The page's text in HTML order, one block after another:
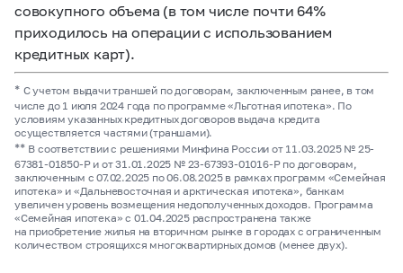
совокупного объема (в том числе почти 64%
приходилось на операции с использованием
кредитных карт).
* С учетом выдачи траншей по договорам, заключенным ранее, в том
числе до 1 июля 2024 года по программе «Льготная ипотека». По
условиям указанных кредитных договоров выдача кредита
осуществляется частями (траншами).
** В соответствии с решениями Минфина России от 11.03.2025 № 25-
67381-01850-Р и от 31.01.2025 № 23-67393-01016-Р по договорам,
заключенным с 07.02.2025 по 06.08.2025 в рамках программ «Семейная
ипотека» и «Дальневосточная и арктическая ипотека», банкам
увеличен уровень возмещения недополученных доходов. Программа
«Семейная ипотека» с 01.04.2025 распространена также
на приобретение жилья на вторичном рынке в городах с ограниченным
количеством строящихся многоквартирных домов (менее двух).